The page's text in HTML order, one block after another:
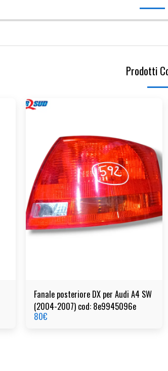
Prodotti
Fanale posteriore DX per Audi A4 SW
(2004-2007) cod: 8e9945096e
80€